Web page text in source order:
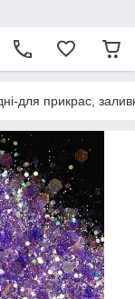
для прикрас,